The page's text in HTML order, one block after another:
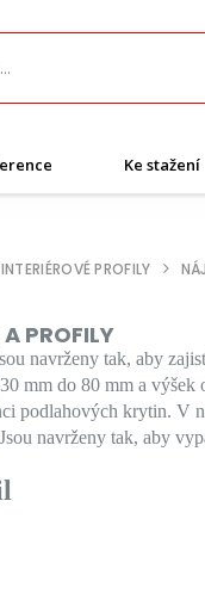
Ke stažení
PROFILY
PROFILY
navrženy tak, aby
mm do 80 mm a
podlahových krytin. V
navrženy tak, aby